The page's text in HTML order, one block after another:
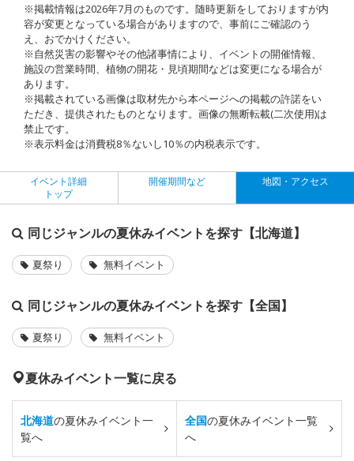
※掲載情報は2026年7月のものです。随時更新をしておりますが内
容が変更となっている場合がありますので、事前にご確認のう
え、おでかけください。
※自然災害の影響やその他諸事情により、イベントの開催情報、
施設の営業時間、植物の開花・見頃期間などは変更になる場合が
あります。
※掲載されている画像は取材先から本ページへの掲載の許諾をい
ただき、提供されたものとなります。画像の無断転載(二次使用)は
禁止です。
※表示料金は消費税8％ないし10％の内税表示です。
イベント詳細
トップ
開催期間など 地図・アクセス
同じジャンルの夏休みイベントを探す【北海道】
夏祭り 無料イベント
同じジャンルの夏休みイベントを探す【全国】
夏祭り 無料イベント
夏休みイベント一覧に戻る
北海道の夏休みイベント一
覧へ
全国の夏休みイベント一覧
へ